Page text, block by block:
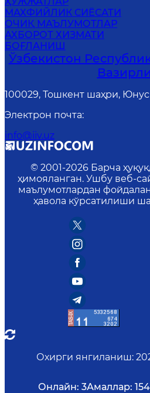
MАХФИЙЛИК СИЁСАТИ
ОЧИҚ МАЪЛУМОТЛАР
АХБОРОТ ХИЗМАТИ
БОҒЛАНИШ
Ўзбекистон
100029, Тошкент шаҳри, Юнус
Электрон почта:
info@iiv.uz
© 2001-2026 Барча
ҳимояланган. Ушбу веб-
маълумотлардан
ҳавола кўрсатилиши
Охирги янгиланиш:
Онлайн: 3Амаллар: 154